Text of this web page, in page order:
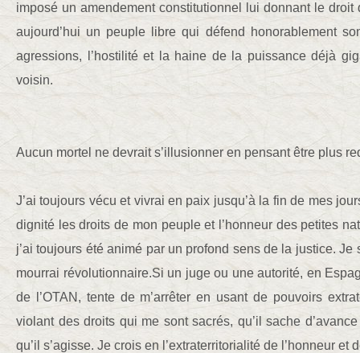
imposé un amendement constitutionnel lui donnant le droit
aujourd’hui un peuple libre qui défend honorablement
agressions, l’hostilité et la haine de la puissance déjà
voisin.
Aucun mortel ne devrait s’illusionner en pensant être plus
J’ai toujours vécu et vivrai en paix jusqu’à la fin de mes
dignité les droits de mon peuple et l’honneur des petites
j’ai toujours été animé par un profond sens de la justice.
mourrai révolutionnaire.Si un juge ou une autorité, en
de l’OTAN, tente de m’arrêter en usant de pouvoirs
violant des droits qui me sont sacrés, qu’il sache
qu’il s’agisse. Je crois en l’extraterritorialité de l’honneur et